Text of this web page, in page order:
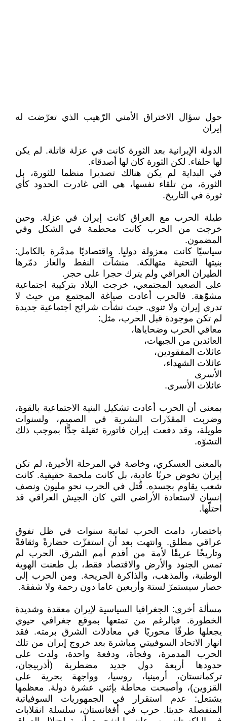
حول سؤال الاختراق الأمني الرّهيب الذي تعرّضت له
إيران
الدولة الإيرانية بعد الثورة كانت في عزلة قاتلة. لم يكن
لها حلفاء. لكن الثورة كان لها أصدقاء.
في البداية لم يكن هنالك تصديرا منظما للثورة، بل
الثورة، من تلقاء نفسها، هي التي غادرت الحدود كأي
ثورة في التاريخ.
طيلة الحرب مع العراق كانت إيران في عزلة. وحين
خرجت من الحرب كانت محطمة في الشكل وفي
المضمون.
سياسيًا كانت معزولة دوليِا. واقتصاديًا مدمَّرة بالكامل:
بنيتها التحتية متهالكة. منشآت النفط والغاز دمّرها
الطيران العراقي ولم يترك حجرا على حجر.
على الصعيد المجتمعي، خرجت البلاد بتركيبة اجتماعية
مشوّهة. فالحرب أعادت صياغة المجتمع من حيث لا
تدري إيران ولا تنوي. حيث نشأت شرائح اجتماعية جديدة
لم تكن موجودة قبل الحرب، مثل:
معاقي الحرب وضحاياها،
العائدين من الجبهات،
عائلات المفقودين،
عائلات الشهداء،
الأسرى
عائلات الأسرى.
بمعنى أن الحرب أعادت تشكيل البنية الاجتماعية بالقوة،
وضربت المقدّرات البشرية في الصميم، ولسنوات
طويلة، وقد دفعت إيران فاتورة ثقيلة جدًّا بموجب ذلك
التشوّه.
بالمعنى العسكري، وخاصة في المرحلة الأخيرة، لم تكن
إيران تخوض حربًا عادية، بل كانت ملحمة حقيقية. كانت
شعب يقاوم بجسده. قُتل في الحرب نحو مليون ونصف
إنسان لاستعادة الأراضي التي كان الجيش العراقي قد
احتلّها.
باختصار، دامت الحرب ثمانية سنوات في ظل تفوق
عراقي مطلق. وانتهت بعد أن استفزّت حضارةً وثقافةً
وتاريخًا عريقًا لأمة من أقدم أمم الشرق. الحرب لم
تمس الجنود والأرض والاقتصاد فقط، بل طعنت الهوية
الوطنية، والمذهب، والذاكرة الجريحة. ومن الحرب إلى
حصار سيستمرّ لستة وأربعين عاما دون رحمة ولا شفقة.
مسألة أخرى: الجغرافيا السياسية لإيران معقدة وشديدة
الخطورة. فبالرغم من تمتعها بموقع جغرافي حيوي
يجعلها طرفًا محوريًا في معادلات الشرق برمته. فقد
انهار الاتحاد السوفييتي مباشرة بعد خروج إيران من تلك
الحرب المدمرة، وفجأة، ودفعة واحدة، ولدت على
حدودها أربعة دول جديد مضطربة (أذربيجان،
تركمانستان، أرمينيا، روسيا، وواجهة بحرية على
القزوين)، وأصبحت محاطة بإثني عشرة دولة. معظمها
يشتعل: عدم استقرار في الجمهوريات السوفياتية
المنفصلة حديثا. حرب في أفغانستان، سلسلة انقلابات